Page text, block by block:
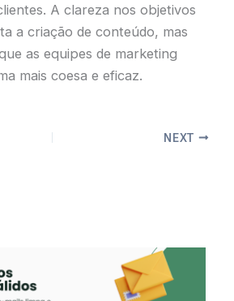
A clareza nos objetivos
a criação de conteúdo, mas
as equipes de marketing
mais coesa e eficaz.
NEXT